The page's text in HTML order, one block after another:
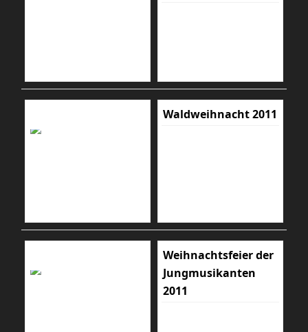
Waldweihnacht 2011
Weihnachtsfeier der
Jungmusikanten
2011